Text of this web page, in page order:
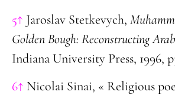
5↑ Jaroslav Stetkevych,
Golden Bough: Reconstructing
Indiana University Press, 1996,
6↑ Nicolai Sinai, « Religious